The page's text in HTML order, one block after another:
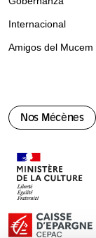
Nos Mécènes
Internacional
Amigos del Mucem